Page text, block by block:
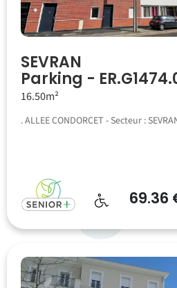
SEVRAN
Parking -
16.50m²
. ALLEE CONDORCET - Secteur :
69.36